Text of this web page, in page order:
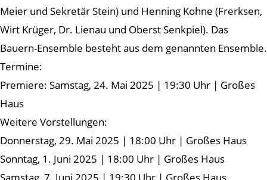
Meier und Sekretär Stein) und Henning Kohne (Frerksen,
Wirt Krüger, Dr. Lienau und Oberst Senkpiel). Das
Bauern-Ensemble besteht aus dem genannten Ensemble.
Termine:
Premiere: Samstag, 24. Mai 2025 | 19:30 Uhr | Großes
Haus
Weitere Vorstellungen:
Donnerstag, 29. Mai 2025 | 18:00 Uhr | Großes Haus
Sonntag, 1. Juni 2025 | 18:00 Uhr | Großes Haus
Samstag, 7. Juni 2025 | 19:30 Uhr | Großes Haus